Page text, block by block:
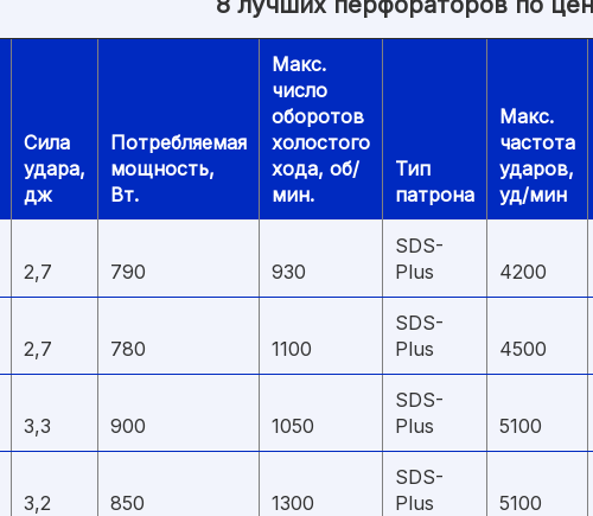
Сила
удара,
дж
Потребляемая
мощность,
Вт.
Макс.
число
оборотов
холостого
хода, об/
мин.
Тип
патрона
Макс.
частота
ударов,
уд/мин
2,7 790 930
SDS-
Plus
4200
2,7 780 1100
SDS-
Plus
4500
3,3 900 1050
SDS-
Plus
5100
3,2 850 1300
SDS-
Plus
5100